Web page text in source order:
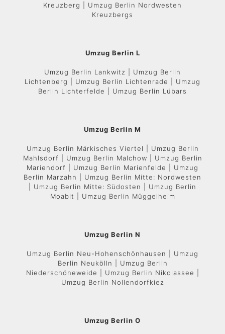
Kreuzberg | Umzug Berlin Nordwesten
Kreuzbergs
Umzug Berlin L
Umzug Berlin Lankwitz | Umzug Berlin
Lichtenberg | Umzug Berlin Lichtenrade | Umzug
Berlin Lichterfelde | Umzug Berlin Lübars
Umzug Berlin M
Umzug Berlin Märkisches Viertel | Umzug Berlin
Mahlsdorf | Umzug Berlin Malchow | Umzug Berlin
Mariendorf | Umzug Berlin Marienfelde | Umzug
Berlin Marzahn | Umzug Berlin Mitte: Nordwesten
| Umzug Berlin Mitte: Südosten | Umzug Berlin
Moabit | Umzug Berlin Müggelheim
Umzug Berlin N
Umzug Berlin Neu-Hohenschönhausen | Umzug
Berlin Neukölln | Umzug Berlin
Niederschöneweide | Umzug Berlin Nikolassee |
Umzug Berlin Nollendorfkiez
Umzug Berlin O